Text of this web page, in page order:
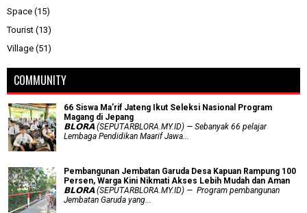
Space (15)
Tourist (13)
Village (51)
COMMUNITY
66 Siswa Ma’rif Jateng Ikut Seleksi Nasional Program
Magang di Jepang
𝗕𝗟𝗢𝗥𝗔 (SEPUTARBLORA.MY.ID) — Sebanyak 66 pelajar
Lembaga Pendidikan Maarif Jawa...
Pembangunan Jembatan Garuda Desa Kapuan Rampung 100
Persen, Warga Kini Nikmati Akses Lebih Mudah dan Aman
𝗕𝗟𝗢𝗥𝗔 (SEPUTARBLORA.MY.ID) — Program pembangunan
Jembatan Garuda yang...